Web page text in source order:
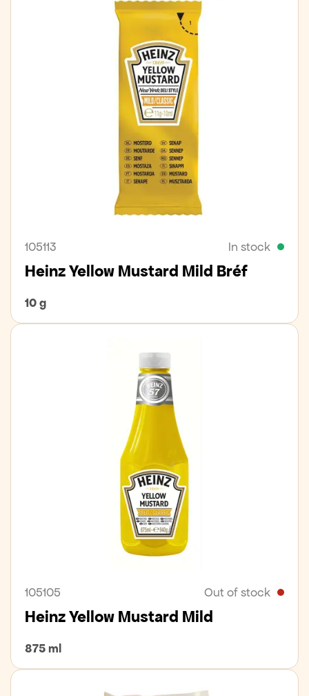
105113 In stock
Heinz Yellow Mustard Mild Bréf
10 g
105105 Out of stock
Heinz Yellow Mustard Mild
875 ml